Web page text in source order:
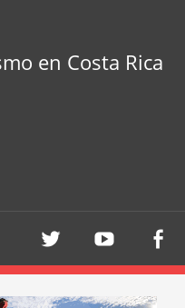
en Costa Rica